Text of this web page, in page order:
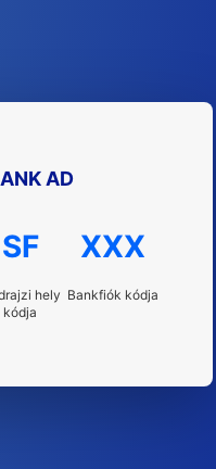
AD
SF
hely
kódja
XXX
Bankfiók kódja